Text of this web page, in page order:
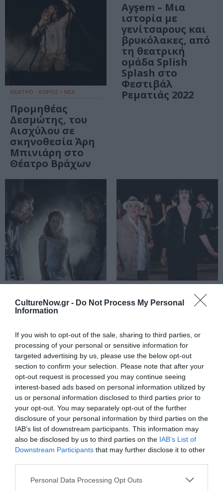
CultureNow.gr - Do Not Process My Personal
Information
If you wish to opt-out of the sale, sharing to third parties, or
processing of your personal or sensitive information for
targeted advertising by us, please use the below opt-out
section to confirm your selection. Please note that after your
opt-out request is processed you may continue seeing
interest-based ads based on personal information utilized by
us or personal information disclosed to third parties prior to
your opt-out. You may separately opt-out of the further
disclosure of your personal information by third parties on the
IAB’s list of downstream participants. This information may
also be disclosed by us to third parties on the IAB’s List of
Downstream Participants that may further disclose it to other
Personal Data Processing Opt Outs
ΘΕΑΤΡΟ - ΧΟΡΟΣ / ΝΕΑ
Προμηθέας
Δεσμώτης, του
Αισχύλου σε
σκηνοθεσία Άρη
Μπινιάρη στο
Θέατρο Βράχων
Ayşem – Μια
ιστορία με
γενίτσαρους και
βρυκόλακες, από
τη θεατρική
ομάδα Splish
Splash στο
Φεστιβάλ
Ρεματιάς 2022
Ιφιγένεια εν
Αυλίδι, σε
Θέμη
Μουμουλίδη στο
Ηρώδειο
«Αριστοφάνης –
Κρατικό Θέατρο
Βορείου Ελλάδος
στο Κηποθέατρο
Παπάγου